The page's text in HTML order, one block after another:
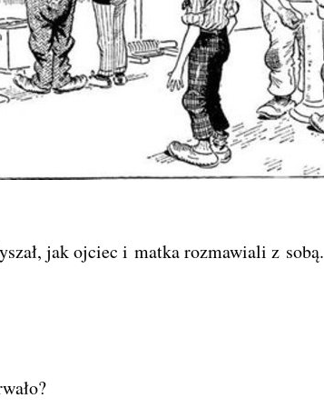
jak ojciec i matka rozmawiali z sobą.